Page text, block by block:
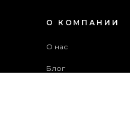
О КОМПАНИИ
О нас
Блог